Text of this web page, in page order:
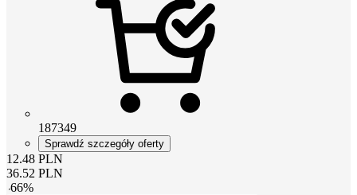
187349
Sprawdź szczegóły oferty
12.48 PLN
36.52 PLN
-66%